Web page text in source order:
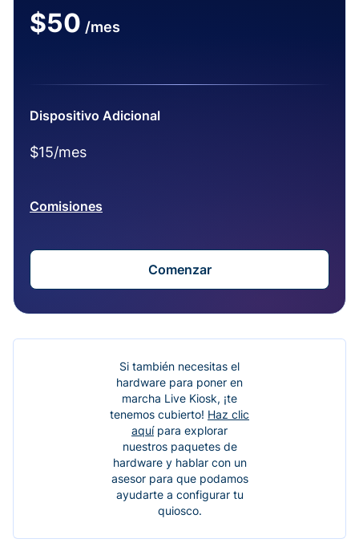
$50 /mes
Dispositivo Adicional
$15/mes
Comisiones
Comenzar
Si también necesitas el
hardware para poner en
marcha Live Kiosk, ¡te
tenemos cubierto! Haz clic
aquípara explorar
nuestros paquetes de
hardware y hablar con un
asesor para que podamos
ayudarte a configurar tu
quiosco.